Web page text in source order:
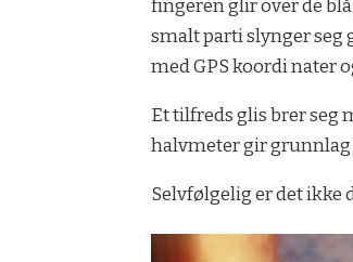
fingeren glir over de
smalt parti slynger seg
med GPS koordi­ nater
Et tilfreds glis brer seg
halvmeter gir grunnlag
Selvfølgelig er det ikke